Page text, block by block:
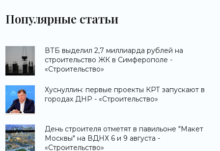
Популярные статьи
ВТБ выделил 2,7 миллиарда рублей на
строительство ЖК в Симферополе -
«Строительство»
Хуснуллин: первые проекты КРТ запускают в
городах ДНР - «Строительство»
День строителя отметят в павильоне "Макет
Москвы" на ВДНХ 6 и 9 августа -
«Строительство»